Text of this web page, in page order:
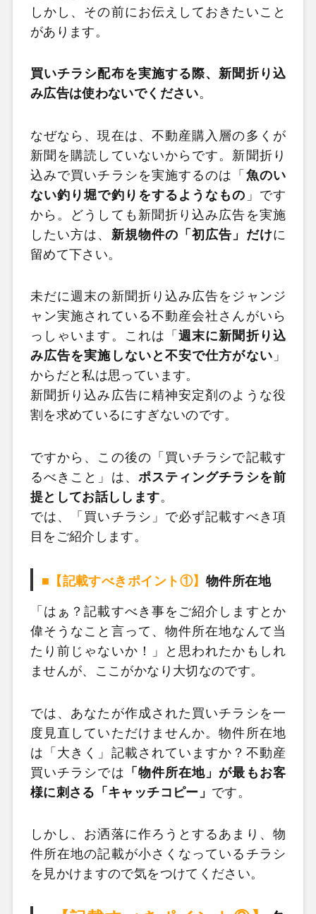
しかし、その前にお伝えしておきたいこと
があります。
買いチラシ配布を実施する際、新聞折り込
み広告は使わないでください。
なぜなら、現在は、不動産購入層の多くが
新聞を購読していないからです。新聞折り
込みで買いチラシを実施するのは「 魚のい
ない釣り堀で釣りをするようなもの 」です
から。どうしても新聞折り込み広告を実施
したい方は、 新規物件の「初広告」だけに
留めて下さい。
未だに週末の新聞折り込み広告をジャンジ
ャン実施されている不動産会社さんがいら
っしゃいます。これは「週末に新聞折り込
み広告を実施しないと不安で仕方がない 」
からだと私は思っています。
新聞折り込み広告に精神安定剤のような役
割を求めているにすぎないのです。
ですから、この後の「買いチラシで記載す
るべきこと」は、 ポスティングチラシを前
提としてお話しします。
では、「買いチラシ」で必ず記載すべき項
目をご紹介します。
■【記載すべきポイント①】 物件所在地
「はぁ？記載すべき事をご紹介しますとか
偉そうなこと言って、物件所在地なんて当
たり前じゃないか！」と思われたかもしれ
ませんが、ここがかなり大切なのです。
では、あなたが作成された買いチラシを一
度見直していただけませんか。物件所在地
は「大きく」記載されていますか？不動産
買いチラシでは 「物件所在地」が最もお客
様に刺さる「キャッチコピー」 です。
しかし、お洒落に作ろうとするあまり、物
件所在地の記載が小さくなっているチラシ
を見かけますので気をつけてください。